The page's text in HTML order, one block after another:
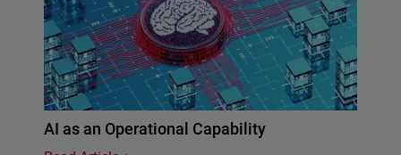
AI as an Operational Capability